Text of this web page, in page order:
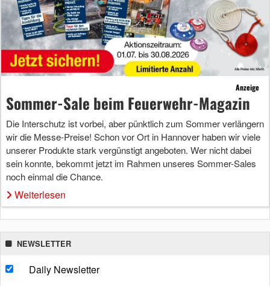
Anzeige
Sommer-Sale beim Feuerwehr-Magazin
Die Interschutz ist vorbei, aber pünktlich zum Sommer verlängern
wir die Messe-Preise! Schon vor Ort in Hannover haben wir viele
unserer Produkte stark vergünstigt angeboten. Wer nicht dabei
sein konnte, bekommt jetzt im Rahmen unseres Sommer-Sales
noch einmal die Chance.
Weiterlesen
NEWSLETTER
Daily Newsletter